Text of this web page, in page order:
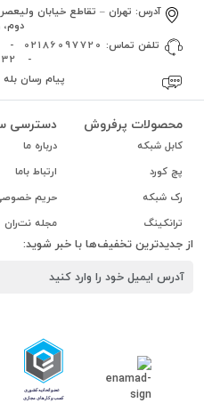
آدرس: تهران – تقاطع خیابان
دوم،
تلفن تماس: 02186097720
-
-
پیام رسان بله
محصولات پرفروش
کابل شبکه
پچ کورد
رک شبکه
ترانکینگ
دسترسی
درباره ما
ارتباط باما
حریم
مجله نت‌ران
از جدیدترین تخفیف‌ها با خبر شوید: